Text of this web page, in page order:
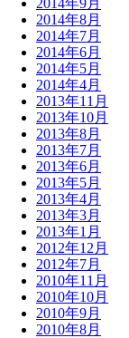
2014年8月
2014年7月
2014年6月
2014年5月
2014年4月
2013年11月
2013年10月
2013年8月
2013年7月
2013年6月
2013年5月
2013年4月
2013年3月
2013年1月
2012年12月
2012年7月
2010年11月
2010年10月
2010年9月
2010年8月